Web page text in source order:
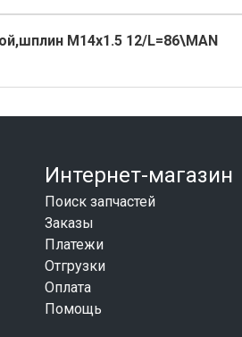
M14x1.5 12/L=86\MAN
Интернет-магазин
Поиск запчастей
Заказы
Платежи
Отгрузки
Оплата
Помощь